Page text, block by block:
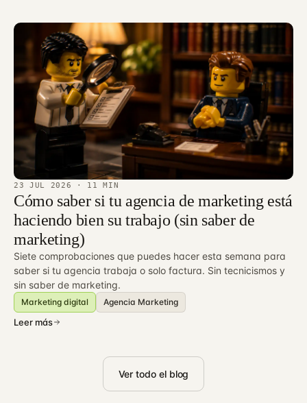
23 JUL 2026 · 11 MIN
Cómo saber si tu agencia de marketing está
haciendo bien su trabajo (sin saber de
marketing)
Siete comprobaciones que puedes hacer esta semana para
saber si tu agencia trabaja o solo factura. Sin tecnicismos y
sin saber de marketing.
Marketing digital Agencia Marketing
Leer más
Ver todo el blog